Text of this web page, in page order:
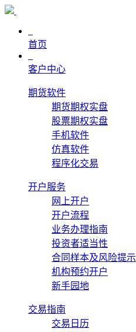
首页
客户中心
期货软件
期货期权实盘
股票期权实盘
手机软件
仿真软件
程序化交易
开户服务
网上开户
开户流程
业务办理指南
投资者适当性
合同样本及风险提示
机构预约开户
新手园地
交易指南
交易日历